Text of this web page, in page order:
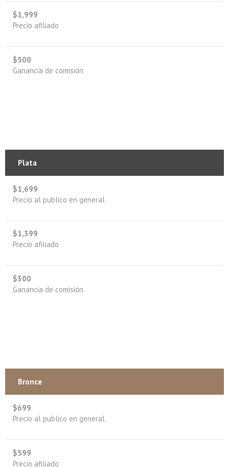
$1,999
Precio afiliado
$500
Ganancia de comisión
Plata
$1,699
Precio al publico en general
$1,399
Precio afiliado
$300
Ganancia de comisión
Bronce
$699
Precio al publico en general
$599
Precio afiliado